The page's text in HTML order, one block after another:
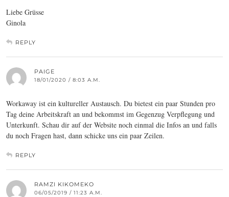
Liebe Grüsse
Ginola
REPLY
PAIGE
18/01/2020 / 8:03 A.M.
Workaway ist ein kultureller Austausch. Du bietest ein paar Stunden pro
Tag deine Arbeitskraft an und bekommst im Gegenzug Verpflegung und
Unterkunft. Schau dir auf der Website noch einmal die Infos an und falls
du noch Fragen hast, dann schicke uns ein paar Zeilen.
REPLY
RAMZI KIKOMEKO
06/05/2019 / 11:23 A.M.